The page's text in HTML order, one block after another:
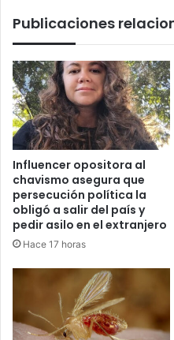
Publicaciones
Influencer opositora al
chavismo asegura que
persecución política la
obligó a salir del país y
pedir asilo en el extranjero
Hace 17 horas